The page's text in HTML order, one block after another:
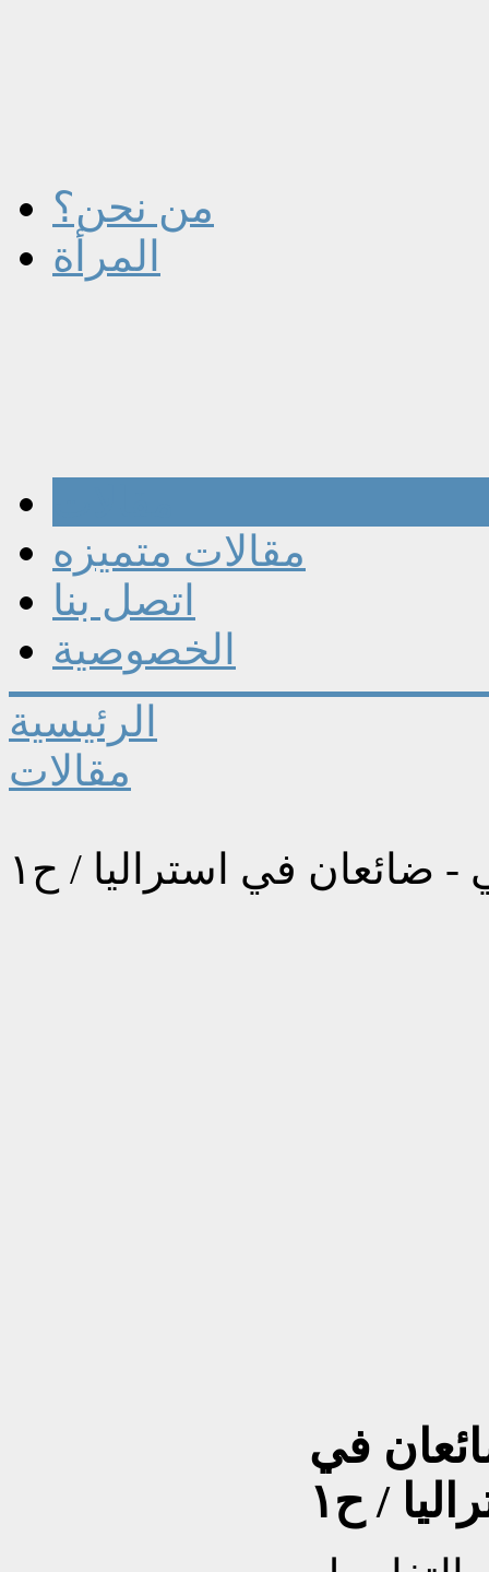
من نحن؟
المرأة
مقالات متميزه
اتصل بنا
الخصوصية
الرئيسية
مقالات
- ضائعان في استراليا / ح١
في
/ ح١